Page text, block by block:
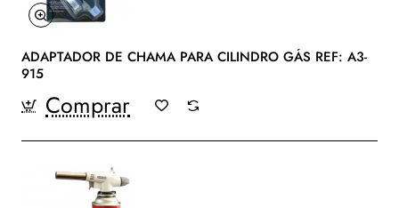
ADAPTADOR DE CHAMA PARA CILINDRO GÁS REF: A3-
915
Comprar